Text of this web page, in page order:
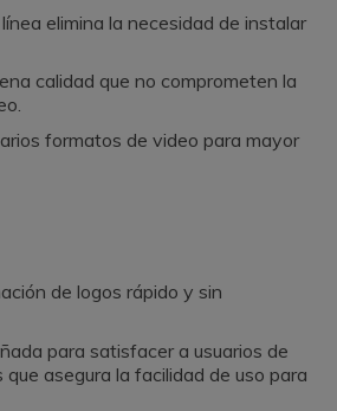
elimina la necesidad de instalar
calidad que no comprometen la
formatos de video para mayor
de logos rápido y sin
para satisfacer a usuarios de
asegura la facilidad de uso para